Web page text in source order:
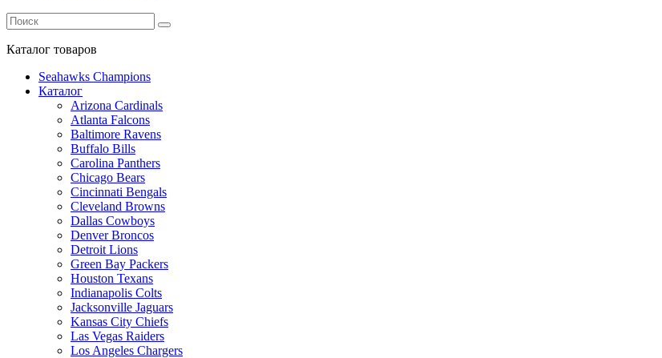
Каталог товаров
Seahawks Champions
Каталог
Arizona Cardinals
Atlanta Falcons
Baltimore Ravens
Buffalo Bills
Carolina Panthers
Chicago Bears
Cincinnati Bengals
Cleveland Browns
Dallas Cowboys
Denver Broncos
Detroit Lions
Green Bay Packers
Houston Texans
Indianapolis Colts
Jacksonville Jaguars
Kansas City Chiefs
Las Vegas Raiders
Los Angeles Chargers